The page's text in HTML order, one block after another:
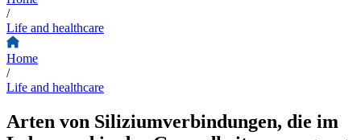
/
Life and healthcare
Home
/
Life and healthcare
Arten von Siliziumverbindungen, die im